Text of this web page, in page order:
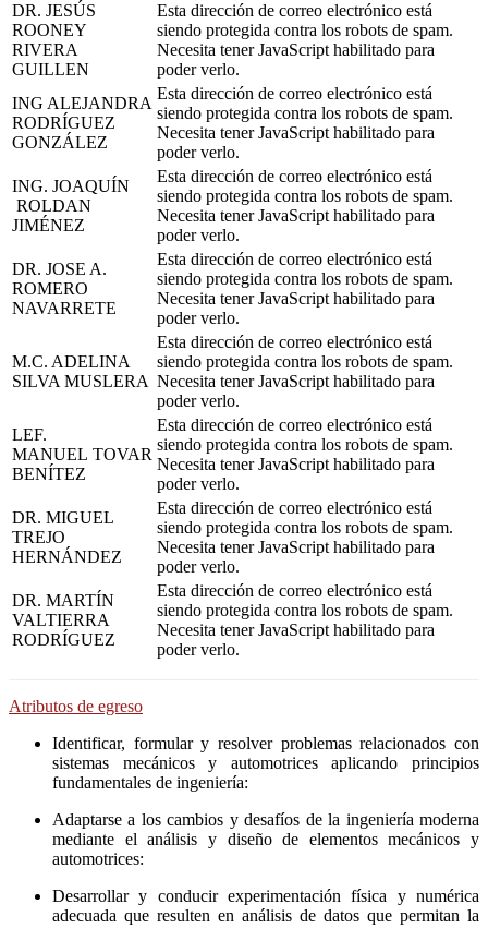
DR. JESÚS
ROONEY
RIVERA
GUILLEN
Esta dirección de correo electrónico está
siendo protegida contra los robots de spam.
Necesita tener JavaScript habilitado para
poder verlo.
ING ALEJANDRA
RODRÍGUEZ
GONZÁLEZ
Esta dirección de correo electrónico está
siendo protegida contra los robots de spam.
Necesita tener JavaScript habilitado para
poder verlo.
ING. JOAQUÍN
ROLDAN
JIMÉNEZ
Esta dirección de correo electrónico está
siendo protegida contra los robots de spam.
Necesita tener JavaScript habilitado para
poder verlo.
DR. JOSE A.
ROMERO
NAVARRETE
Esta dirección de correo electrónico está
siendo protegida contra los robots de spam.
Necesita tener JavaScript habilitado para
poder verlo.
M.C. ADELINA
SILVA MUSLERA
Esta dirección de correo electrónico está
siendo protegida contra los robots de spam.
Necesita tener JavaScript habilitado para
poder verlo.
LEF.
MANUEL TOVAR
BENÍTEZ
Esta dirección de correo electrónico está
siendo protegida contra los robots de spam.
Necesita tener JavaScript habilitado para
poder verlo.
DR. MIGUEL
TREJO
HERNÁNDEZ
Esta dirección de correo electrónico está
siendo protegida contra los robots de spam.
Necesita tener JavaScript habilitado para
poder verlo.
DR. MARTÍN
VALTIERRA
RODRÍGUEZ
Esta dirección de correo electrónico está
siendo protegida contra los robots de spam.
Necesita tener JavaScript habilitado para
poder verlo.
Atributos de egreso
Identificar, formular y resolver problemas relacionados con
sistemas mecánicos y automotrices aplicando principios
fundamentales de ingeniería:
Adaptarse a los cambios y desafíos de la ingeniería moderna
mediante el análisis y diseño de elementos mecánicos y
automotrices:
Desarrollar y conducir experimentación física y numérica
adecuada que resulten en análisis de datos que permitan la